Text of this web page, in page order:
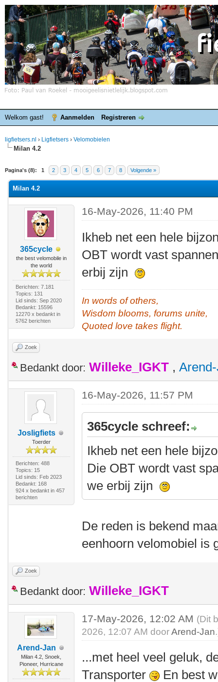
Welkom gast! Aanmelden Registreren
ligfietsers.nl › Ligfietsers › Velomobielen
Milan 4.2
Pagina's (8): 1 2 3 4 5 6 7 8 Volgende »
waardering is 0
Milan 4.2
365cycle
the best velomobile in
the world
Berichten: 7.181
Topics: 131
Lid sinds: Sep 2020
Bedankt: 15596
12270 x bedankt in
5762 berichten
16-May-2026, 11:40 PM
Ikheb net een hele
OBT wordt vast
erbij zijn
In words of others,
Wisdom blooms, forums unite,
Quoted love takes flight.
Zoek
Bedankt door: Willeke_IGKT ,
Josligfiets
Toerder
Berichten: 488
Topics: 15
Lid sinds: Feb 2023
Bedankt: 168
924 x bedankt in 457
berichten
16-May-2026, 11:57 PM
365cycle schreef:
Ikheb net een hele
Die OBT wordt vast
we erbij zijn
De reden is bekend
eenhoorn velomobiel is
Zoek
Bedankt door: Willeke_IGKT
Arend-Jan
Milan 4.2, Snoek,
Pioneer, Hurricane
17-May-2026, 12:02 AM (Dit
2026, 12:07 AM doorArend-Jan
...met heel veel geluk,
Transporter
En best